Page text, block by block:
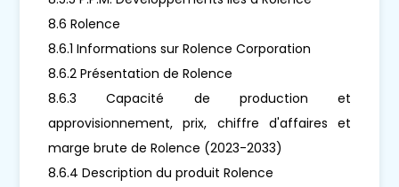
8.6 Rolence
8.6.1 Informations sur Rolence Corporation
8.6.2 Présentation de Rolence
8.6.3 Capacité de production et
approvisionnement, prix, chiffre d'affaires et
marge brute de Rolence (2023-2033)
8.6.4 Description du produit Rolence